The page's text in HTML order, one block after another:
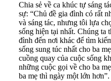
Chia sẻ về ca khúc tự sáng
sự: “Chủ đề gia đình có rất
và sáng tác, nhưng tôi lựa
sống hiện tại nhất. Chúng ta
đình đến nơi khác để tìm
sống sung túc nhất cho ba
cuồng quay của cuộc sống
những cuộc gọi về cho ba
ba mẹ thì ngày một lớn hơn”.